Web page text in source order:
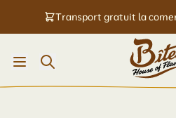
Transport gratuit la